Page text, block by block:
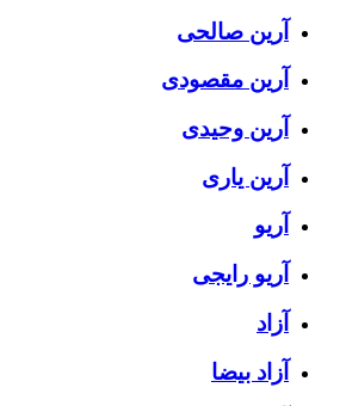
آرین صالحی
آرین مقصودی
آرین وحیدی
آرین یاری
آریو
آریو رایجی
آزاد
آزاد بیضا